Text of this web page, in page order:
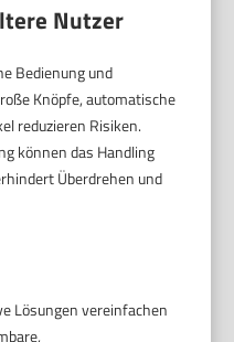
Nutzer
Bedienung und
Knöpfe, automatische
reduzieren Risiken.
können das Handling
Überdrehen und
Lösungen vereinfachen